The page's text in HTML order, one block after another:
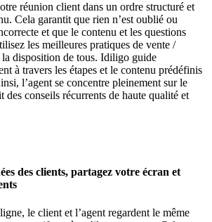
réunion client dans un ordre structuré et
Cela garantit que rien n’est oublié ou
et que le contenu et les questions
les meilleures pratiques de vente /
la disposition de tous. Idiligo guide
à travers les étapes et le contenu prédéfinis
l’agent se concentre pleinement sur le
conseils récurrents de haute qualité et
des clients, partagez votre écran et
le client et l’agent regardent le même